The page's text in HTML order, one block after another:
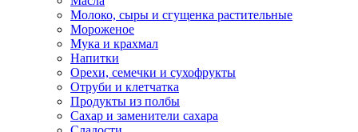
Молоко, сыры и сгущенка растительные
Мороженое
Мука и крахмал
Напитки
Орехи, семечки и сухофрукты
Отруби и клетчатка
Продукты из полбы
Сахар и заменители сахара